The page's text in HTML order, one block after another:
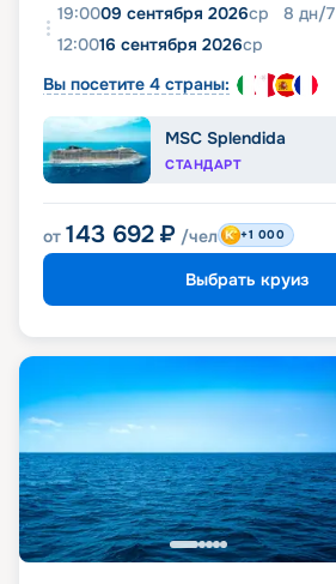
19:0009 сентября 2026ср 8 дн/7
12:0016 сентября 2026ср
Вы посетите 4 страны:
MSC Splendida
СТАНДАРТ
от 143 692 ₽ /чел +1 000
Выбрать круиз